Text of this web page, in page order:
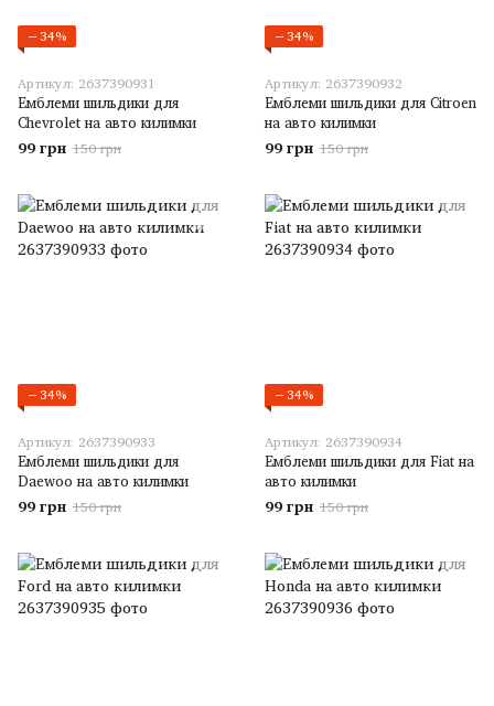
−34%
Артикул: 2637390931
Емблеми шильдики для
Chevrolet на авто килимки
99 грн 150 грн
−34%
Артикул: 2637390932
Емблеми шильдики для Citroen
на авто килимки
99 грн 150 грн
−34%
Артикул: 2637390933
Емблеми шильдики для
Daewoo на авто килимки
99 грн 150 грн
−34%
Артикул: 2637390934
Емблеми шильдики для Fiat на
авто килимки
99 грн 150 грн